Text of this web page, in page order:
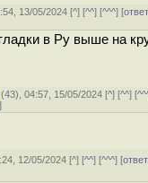
13/05/2024 [^] [^^] [^^^] [
в Py выше на
(43), 04:57, 15/05/2024 [^] [^^] [
]
12/05/2024 [^] [^^] [^^^] [